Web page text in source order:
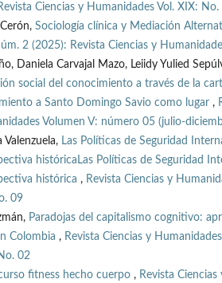
Ciencias y Humanidades Vol. XIX: No.
Sociología clínica y Mediación
2 (2025): Revista Ciencias y
Daniela Carvajal Mazo, Leiidy Yulied
social del conocimiento a través de la
a Santo Domingo Savio como lugar ,
Volumen V: número 05 (julio-
Valenzuela, Las Políticas de Seguridad
históricaLas Políticas de Seguridad
histórica , Revista Ciencias y
09
Paradojas del capitalismo cognitivo:
Colombia , Revista Ciencias y
02
fitness hecho cuerpo , Revista